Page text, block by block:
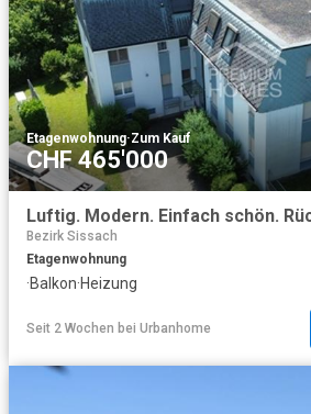
Etagenwohnung·Zum Kauf
CHF 465'000
Bezirk Sissach
Etagenwohnung
·Balkon·Heizung
Seit 2 Wochen bei Urbanhome